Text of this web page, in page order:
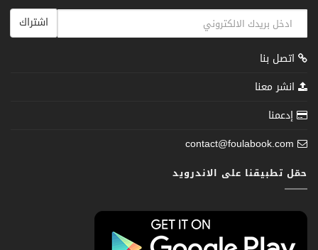
اشتراك
اتصل بنا
انشر معنا
إدعمنا
contact@foulabook.com
حمّل تطبيقنا على الاندرويد